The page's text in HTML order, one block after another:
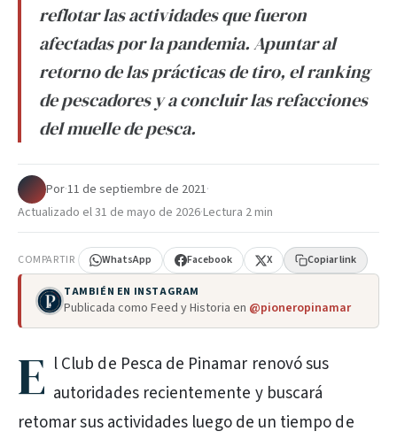
reflotar las actividades que fueron
afectadas por la pandemia. Apuntar al
retorno de las prácticas de tiro, el ranking
de pescadores y a concluir las refacciones
del muelle de pesca.
Por·11 de septiembre de 2021·
Actualizado el31 de mayo de 2026·Lectura 2 min
COMPARTIR WhatsApp Facebook X Copiar link
TAMBIÉN EN INSTAGRAM
Publicada como Feed y Historia en @pioneropinamar
E l Club de Pesca de Pinamar renovó sus
autoridades recientemente y buscará
retomar sus actividades luego de un tiempo de